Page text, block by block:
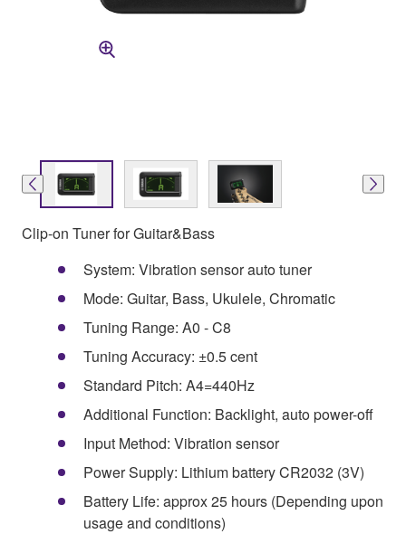
Clip-on Tuner for Guitar&Bass
System: Vibration sensor auto tuner
Mode: Guitar, Bass, Ukulele, Chromatic
Tuning Range: A0 - C8
Tuning Accuracy: ±0.5 cent
Standard Pitch: A4=440Hz
Additional Function: Backlight, auto power-off
Input Method: Vibration sensor
Power Supply: Lithium battery CR2032 (3V)
Battery Life: approx 25 hours (Depending upon
usage and conditions)